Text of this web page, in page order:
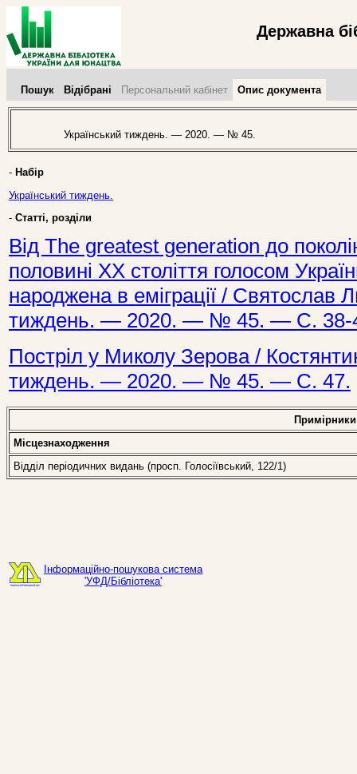
Державна
Пошук Відібрані Персональний кабінет Опис документа
Український тиждень. — 2020. — № 45.
- Набір
Український тиждень.
- Статті, розділи
Від The greatest generation до
половині ХХ століття голосом
народжена в еміграції / Святослав
тиждень. — 2020. — № 45. — С. 38-
Постріл у Миколу Зерова /
тиждень. — 2020. — № 45. — С. 47.
Примірники
Місцезнаходження
Відділ періодичних видань (просп. Голосіївський, 122/1)
Інформаційно-пошукова система
'УФД/Бібліотека'